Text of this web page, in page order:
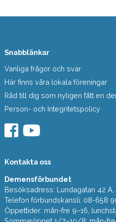
Snabblänkar
Vanliga frågor och svar
Här finns våra lokala föreningar
Råd till dig som nyligen fått en
Person- och Integritetspolicy
Kontakta oss
Demensförbundet
Besöksadress: Lundagatan 42 A,
Telefon förbundskansli: 08-658
Öppettider: mån-fre 9–16,